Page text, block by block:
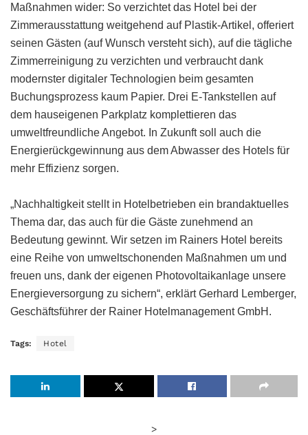
Maßnahmen wider: So verzichtet das Hotel bei der
Zimmerausstattung weitgehend auf Plastik-Artikel, offeriert
seinen Gästen (auf Wunsch versteht sich), auf die tägliche
Zimmerreinigung zu verzichten und verbraucht dank
modernster digitaler Technologien beim gesamten
Buchungsprozess kaum Papier. Drei E-Tankstellen auf
dem hauseigenen Parkplatz komplettieren das
umweltfreundliche Angebot. In Zukunft soll auch die
Energierückgewinnung aus dem Abwasser des Hotels für
mehr Effizienz sorgen.
„Nachhaltigkeit stellt in Hotelbetrieben ein brandaktuelles
Thema dar, das auch für die Gäste zunehmend an
Bedeutung gewinnt. Wir setzen im Rainers Hotel bereits
eine Reihe von umweltschonenden Maßnahmen um und
freuen uns, dank der eigenen Photovoltaikanlage unsere
Energieversorgung zu sichern“, erklärt Gerhard Lemberger,
Geschäftsführer der Rainer Hotelmanagement GmbH.
Tags: Hotel
>